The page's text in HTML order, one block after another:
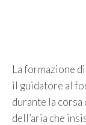
La formazione
il guidatore al
durante la
dell’aria che